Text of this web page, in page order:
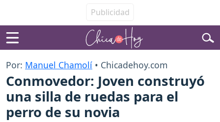
Por: Manuel Chamolí • Chicadehoy.com
Conmovedor: Joven construyó
una silla de ruedas para el
perro de su novia